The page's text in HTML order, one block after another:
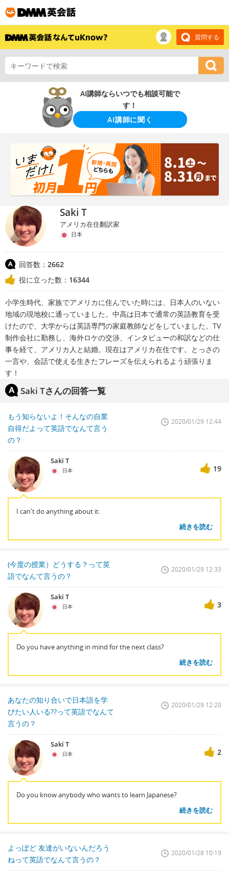
質問する
AI講師ならいつでも相談可能で
す！
AI講師に聞く
Saki T
アメリカ在住翻訳家
日本
回答数： 2662
役に立った数： 16344
小学生時代、家族でアメリカに住んでいた時には、日本人のいない
地域の現地校に通っていました。中高は日本で通常の英語教育を受
けたので、大学からは英語専門の家庭教師などをしていました。TV
制作会社に勤務し、海外ロケの交渉、インタビューの和訳などの仕
事を経て、アメリカ人と結婚。現在はアメリカ在住です。とっさの
一言や、会話で使える生きたフレーズを伝えられるよう頑張りま
す！
Saki Tさんの回答一覧
もう知らないよ！そんなの自業
自得だよって英語でなんて言う
の？
2020/01/29 12:44
Saki T
日本 19
I can't do anything about it.
続きを読む
(今度の授業）どうする？って英
語でなんて言うの？
2020/01/29 12:33
Saki T
日本 3
Do you have anything in mind for the next class?
続きを読む
あなたの知り合いで日本語を学
びたい人いる??って英語でなんて
言うの？
2020/01/29 12:20
Saki T
日本 2
Do you know anybody who wants to learn Japanese?
続きを読む
よっぽど 友達がいないんだろう
ねって英語でなんて言うの？
2020/01/28 10:19